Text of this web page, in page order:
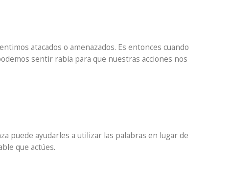
atacados o amenazados. Es entonces cuando
sentir rabia para que nuestras acciones nos
puede ayudarles a utilizar las palabras en lugar de
que actúes.